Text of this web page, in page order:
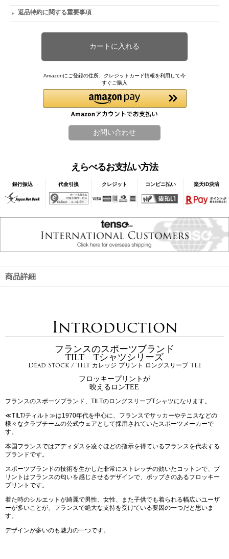
返品特約に関する重要事項
Amazonにご登録の住所、クレジットカード情報を利用して今
すぐご購入
えらべるお支払い方法
銀行振込 代金引換 クレジット コンビニ払い 楽天ID決済
商品詳細
Introduction
フランスのスポーツブランド
TILT Tシャツシリーズ
Dead Stock / TILT カレッジ プリント ロングスリーブ TEE
フロッキープリントが
映えるロンTEE
フランスのスポーツブランド、TILTのロングスリーブTシャツになります。
≪TILT/ティルト≫は1970年代を中心に、フランスでサッカーやテニスなどの
様々なクラブチームの公式ウェアとして採用されていたスポーツメーカーで
す。
本国フランスではアディダスを凌ぐほどの指示を得ているフランスを代表する
ブランドです。
スポーツブランドの技術を生かした非常にストレッチの効いたコットンで、プ
リントはフランスの匂いを感じさせるデザインで、ポップさのあるフロッキー
プリントです。
着た時のシルエットが綺麗で男性、女性、また子供でも着られる幅広いユーザ
ーが多いことが、フランスで絶大な支持を受けている要因の一つだと思いま
す。
デザインが多いのも魅力の一つです。